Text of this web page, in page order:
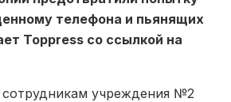
телефона и пьянящих
Toppress со ссылкой на
учреждения №2